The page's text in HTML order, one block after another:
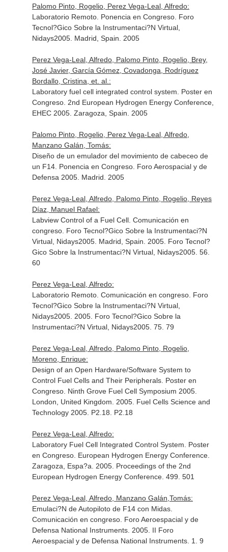
Palomo Pinto, Rogelio, Perez Vega-Leal, Alfredo:
Laboratorio Remoto. Ponencia en Congreso. Foro
Tecnol?Gico Sobre la Instrumentaci?N Virtual,
Nidays2005. Madrid, Spain. 2005
Perez Vega-Leal, Alfredo, Palomo Pinto, Rogelio, Brey,
José Javier, García Gómez, Covadonga, Rodríguez
Bordallo, Cristina, et. al.:
Laboratory fuel cell integrated control system. Poster en
Congreso. 2nd European Hydrogen Energy Conference,
EHEC 2005. Zaragoza, Spain. 2005
Palomo Pinto, Rogelio, Perez Vega-Leal, Alfredo,
Manzano Galán, Tomás:
Diseño de un emulador del movimiento de cabeceo de
un F14. Ponencia en Congreso. Foro Aerospacial y de
Defensa 2005. Madrid. 2005
Perez Vega-Leal, Alfredo, Palomo Pinto, Rogelio, Reyes
Díaz, Manuel Rafael:
Labview Control of a Fuel Cell. Comunicación en
congreso. Foro Tecnol?Gico Sobre la Instrumentaci?N
Virtual, Nidays2005. Madrid, Spain. 2005. Foro Tecnol?
Gico Sobre la Instrumentaci?N Virtual, Nidays2005. 56.
60
Perez Vega-Leal, Alfredo:
Laboratorio Remoto. Comunicación en congreso. Foro
Tecnol?Gico Sobre la Instrumentaci?N Virtual,
Nidays2005. 2005. Foro Tecnol?Gico Sobre la
Instrumentaci?N Virtual, Nidays2005. 75. 79
Perez Vega-Leal, Alfredo, Palomo Pinto, Rogelio,
Moreno, Enrique:
Design of an Open Hardware/Software System to
Control Fuel Cells and Their Peripherals. Poster en
Congreso. Ninth Grove Fuel Cell Symposium 2005.
London, United Kingdom. 2005. Fuel Cells Science and
Technology 2005. P2.18. P2.18
Perez Vega-Leal, Alfredo:
Laboratory Fuel Cell Integrated Control System. Poster
en Congreso. European Hydrogen Energy Conference.
Zaragoza, Espa?a. 2005. Proceedings of the 2nd
European Hydrogen Energy Conference. 499. 501
Perez Vega-Leal, Alfredo, Manzano Galán,Tomás:
Emulaci?N de Autopiloto de F14 con Midas.
Comunicación en congreso. Foro Aeroespacial y de
Defensa National Instruments. 2005. II Foro
Aeroespacial y de Defensa National Instruments. 1. 9